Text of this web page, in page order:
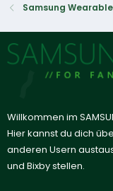
Samsung
Willkommen im
Hier kannst du dich
anderen Usern
und Bixby stellen.